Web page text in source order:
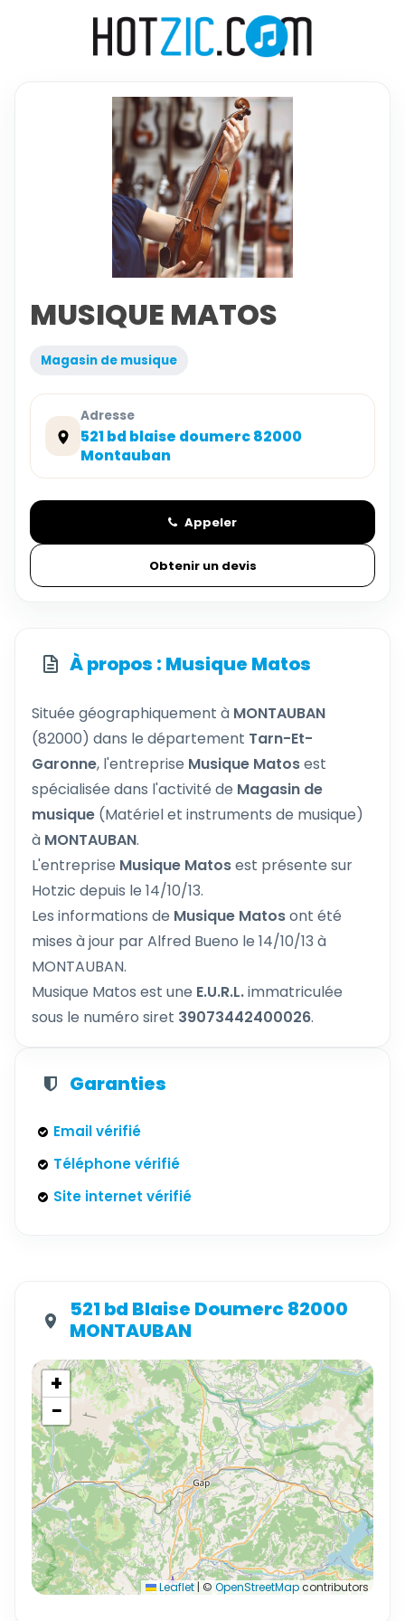
MUSIQUE MATOS
Magasin de musique
Adresse
521 bd blaise doumerc 82000
Montauban
Appeler
Obtenir un devis
À propos : Musique Matos
Située géographiquement à MONTAUBAN
(82000) dans le département Tarn-Et-
Garonne, l'entreprise Musique Matosest
spécialisée dans l'activité de Magasin de
musique (Matériel et instruments de musique)
à MONTAUBAN.
L'entreprise Musique Matosest présente sur
Hotzic depuis le 14/10/13.
Les informations de Musique Matosont été
mises à jour par Alfred Bueno le 14/10/13 à
MONTAUBAN.
Musique Matos est une E.U.R.L.immatriculée
sous le numéro siret 39073442400026.
Garanties
Email vérifié
Téléphone vérifié
Site internet vérifié
521 bd Blaise Doumerc 82000
MONTAUBAN
+
−
Leaflet | © OpenStreetMapcontributors